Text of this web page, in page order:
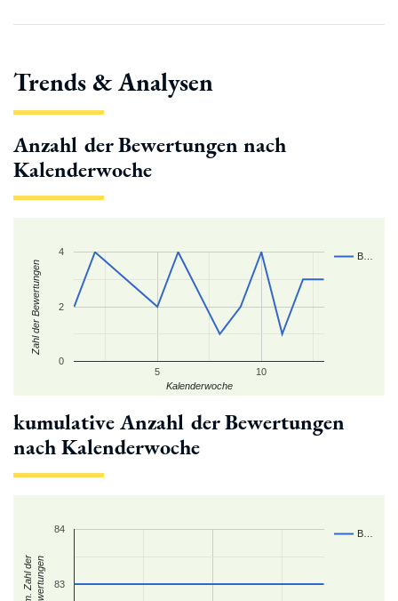
Trends & Analysen
Anzahl der Bewertungen nach
Kalenderwoche
B…
5 10
0
2
4
Kalenderwoche
Zahl der Bewertungen
kumulative Anzahl der Bewertungen
nach Kalenderwoche
B…
83
84
kum. Zahl derBewertungen